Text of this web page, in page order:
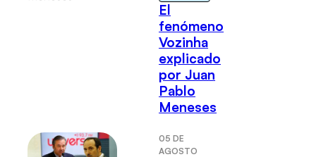
El
fenómeno
Vozinha
explicado
por Juan
Pablo
Meneses
05 DE
AGOSTO